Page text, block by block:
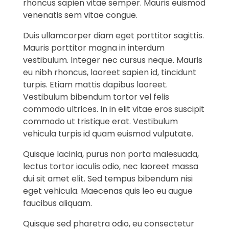
rhoncus sapien vitae semper. Mauris euismod
venenatis sem vitae congue.
Duis ullamcorper diam eget porttitor sagittis.
Mauris porttitor magna in interdum
vestibulum. Integer nec cursus neque. Mauris
eu nibh rhoncus, laoreet sapien id, tincidunt
turpis. Etiam mattis dapibus laoreet.
Vestibulum bibendum tortor vel felis
commodo ultrices. In in elit vitae eros suscipit
commodo ut tristique erat. Vestibulum
vehicula turpis id quam euismod vulputate.
Quisque lacinia, purus non porta malesuada,
lectus tortor iaculis odio, nec laoreet massa
dui sit amet elit. Sed tempus bibendum nisi
eget vehicula. Maecenas quis leo eu augue
faucibus aliquam.
Quisque sed pharetra odio, eu consectetur